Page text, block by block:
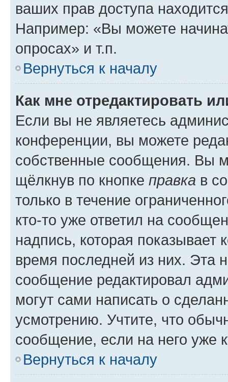
ваших прав доступа
Например: «Вы можете
опросах» и т.п.
Вернуться к началу
Как мне отредактировать
Если вы не являетесь
конференции, вы можете
собственные сообщения. Вы
щёлкнув по кнопке правка в
только в течение
кто-то уже ответил на
надпись, которая показывает
время последней из них. Эта
сообщение редактировал
могут сами написать о
усмотрению. Учтите, что
сообщение, если на него уже
Вернуться к началу